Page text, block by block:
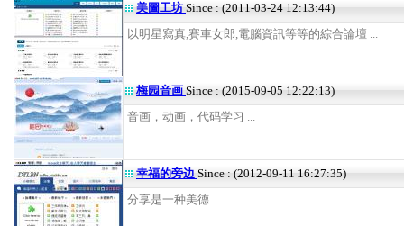
美圖工坊 Since : (2011-03-24 12:13:44)
以明星寫真,賽車女郎,電腦資訊等等的綜合論壇 ...
梅园音画 Since : (2015-09-05 12:22:13)
音画，动画，代码学习 ...
幸福的旁边 Since : (2012-09-11 16:27:35)
分享是一种美德...... ...